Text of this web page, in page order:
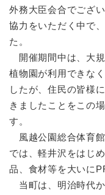
外務大臣会合でござ
協力をいただく中で
た。
開催期間中は、大規
植物園が利用できな
したが、住民の皆様
きましたことをこの
す。
風越公園総合体育
では、軽井沢をはじ
品、食材等を大いに
当町は、明治時代